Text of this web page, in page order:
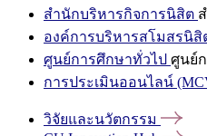
สำนักบริหารกิจการนิสิต
องค์การบริหารสโมสรนิสิ
ศูนย์การศึกษาทั่วไป ศูนย์
การประเมินออนไลน์
วิจัยและนวัตกรรม